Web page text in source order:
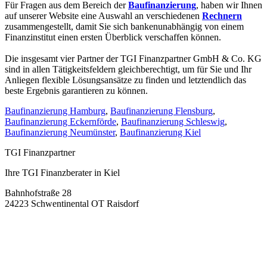
Für Fragen aus dem Bereich derBaufinanzierung, haben wir Ihnen
auf unserer Website eine Auswahl an verschiedenen Rechnern
zusammengestellt, damit Sie sich bankenunabhängig von einem
Finanzinstitut einen ersten Überblick verschaffen können.
Die insgesamt vier Partner der TGI Finanzpartner GmbH & Co. KG
sind in allen Tätigkeitsfeldern gleichberechtigt, um für Sie und Ihr
Anliegen flexible Lösungsansätze zu finden und letztendlich das
beste Ergebnis garantieren zu können.
Baufinanzierung Hamburg, Baufinanzierung Flensburg,
Baufinanzierung Eckernförde, Baufinanzierung Schleswig,
Baufinanzierung Neumünster, Baufinanzierung Kiel
TGI Finanzpartner
Ihre TGI Finanzberater in Kiel
Bahnhofstraße 28
24223 Schwentinental OT Raisdorf